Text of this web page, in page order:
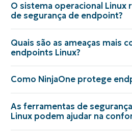
O sistema operacional Linux
de segurança de endpoint?
Quais são as ameaças mais
endpoints Linux?
Como NinjaOne protege
As ferramentas de
Linux podem ajudar na